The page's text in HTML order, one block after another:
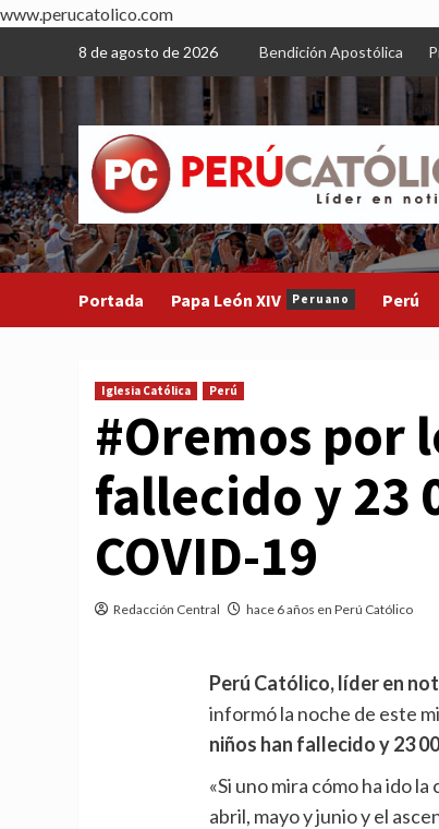
www.perucatolico.com
content
8 de agosto de 2026 Bendición Apostólica
Portada Papa León XIV Peruano Perú
Iglesia Católica Perú
#Oremos por
fallecido y 23
COVID-19
Redacción Central hace 6 años en Perú Católico
Perú Católico, líder en
informó la noche de este
niños han fallecido y 23
«Si uno mira cómo ha ido
abril, mayo y junio y el